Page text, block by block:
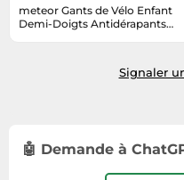
Taille-haies
Textiles de maison
Informatique
Jeux électroniques
Médias
Objectifs photo
Vélos
Vêtements de sport
meteor Gants de Vélo Enfant
Demi-Doigts Antidérapants
Signaler
🤖 Demande à